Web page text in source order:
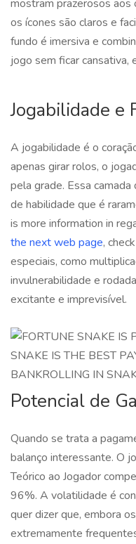
mostram prazerosos aos
os ícones são claros e
fundo é imersiva e
jogo sem ficar cansativa,
Jogabilidade e
A jogabilidade é o
apenas girar rolos, o
pela grade. Essa
de habilidade que é
is more information in
the next web page,
especiais, como
invulnerabilidade e
excitante e imprevisível.
Potencial de
Quando se trata a
balanço interessante. O
Teórico ao Jogador
96%. A volatilidade é
quer dizer que, embora
extremamente